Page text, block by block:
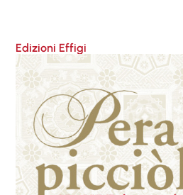
Edizioni Effigi